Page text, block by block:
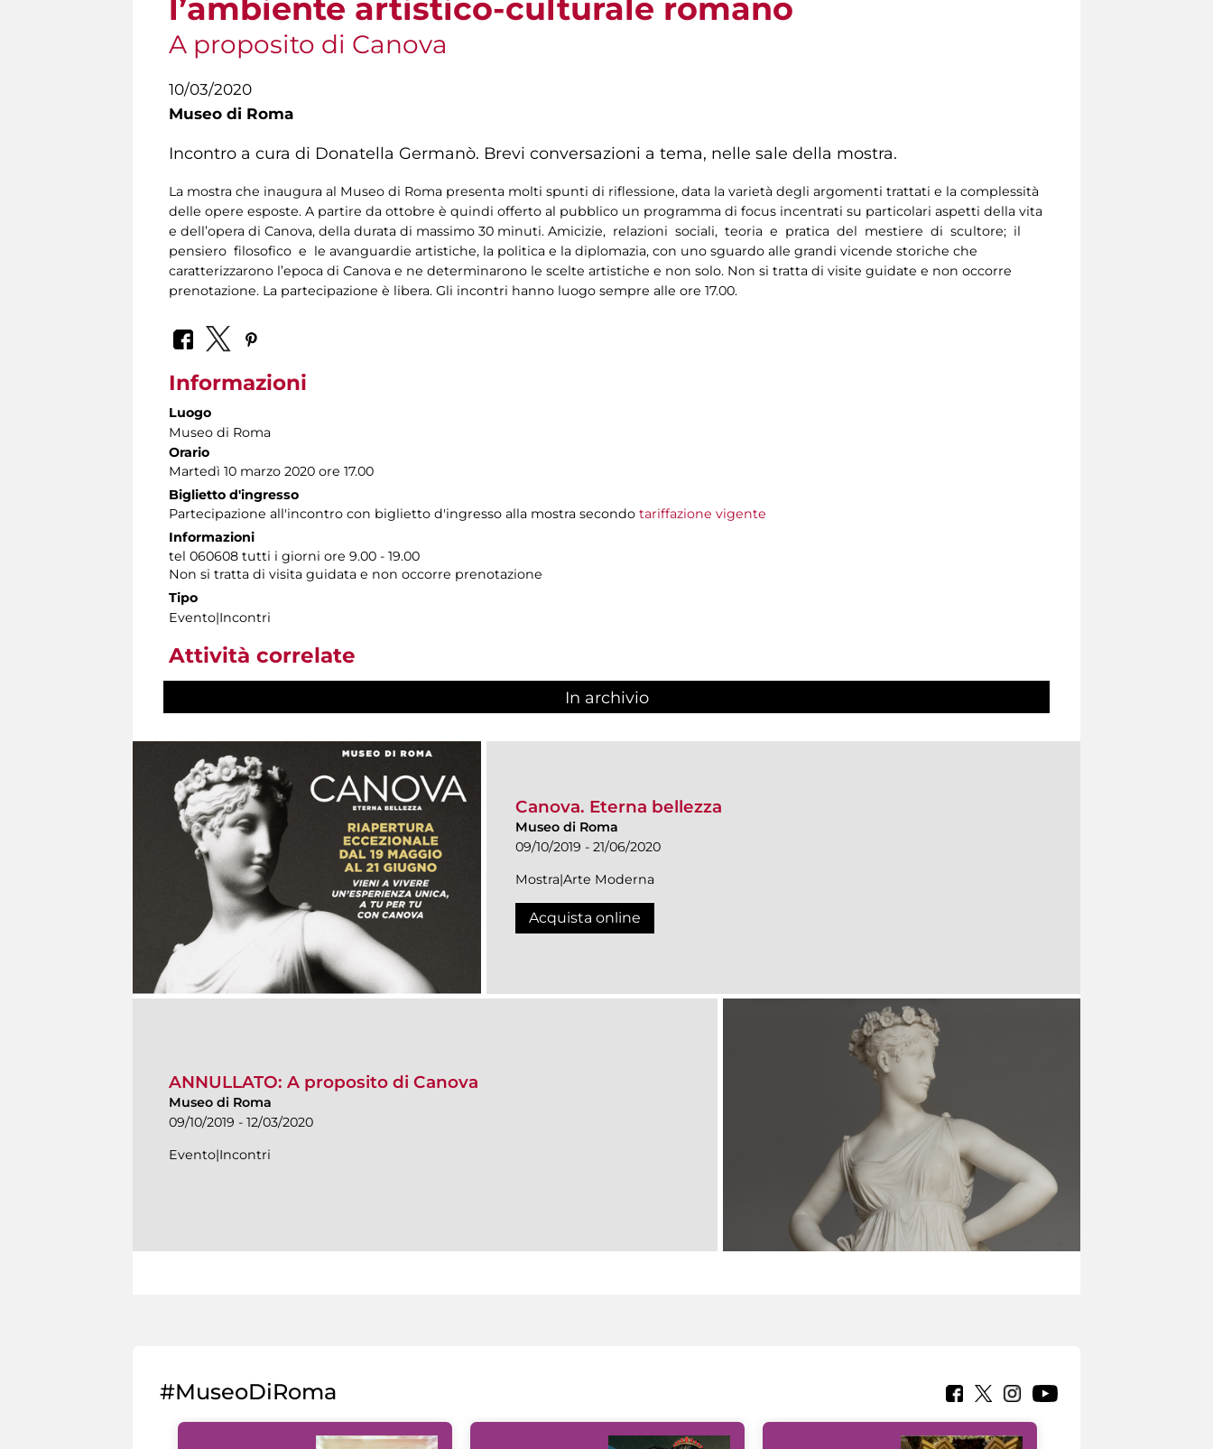
l’ambiente artistico-culturale romano
A proposito di Canova
10/03/2020
Museo di Roma
Incontro a cura di Donatella Germanò. Brevi conversazioni a tema, nelle sale della mostra.
La mostra che inaugura al Museo di Roma presenta molti spunti di riflessione, data la varietà degli argomenti trattati e la complessità
delle opere esposte. A partire da ottobre è quindi offerto al pubblico un programma di focus incentrati su particolari aspetti della vita
e dell’opera di Canova, della durata di massimo 30 minuti. Amicizie, relazioni sociali, teoria e pratica del mestiere di scultore; il
pensiero filosofico e le avanguardie artistiche, la politica e la diplomazia, con uno sguardo alle grandi vicende storiche che
caratterizzarono l’epoca di Canova e ne determinarono le scelte artistiche e non solo. Non si tratta di visite guidate e non occorre
prenotazione. La partecipazione è libera. Gli incontri hanno luogo sempre alle ore 17.00.
Informazioni
Luogo
Museo di Roma
Orario
Martedì 10 marzo 2020 ore 17.00
Biglietto d'ingresso
Partecipazione all'incontro con biglietto d'ingresso alla mostra secondo tariffazione vigente
Informazioni
tel 060608 tutti i giorni ore 9.00 - 19.00
Non si tratta di visita guidata e non occorre prenotazione
Tipo
Evento|Incontri
Attività correlate
In archivio
Canova. Eterna bellezza
Museo di Roma
09/10/2019 - 21/06/2020
Mostra|Arte Moderna
Acquista online
ANNULLATO: A proposito di Canova
Museo di Roma
09/10/2019 - 12/03/2020
Evento|Incontri
#MuseoDiRoma